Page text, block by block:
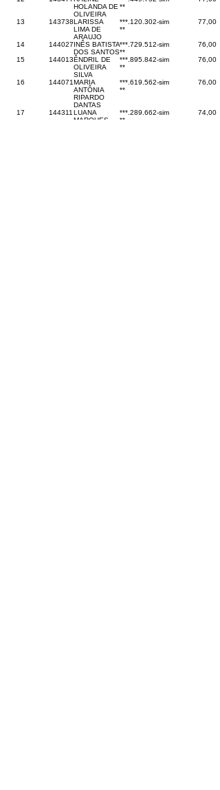
HOLANDA DE
OLIVEIRA
**
13 143738LARISSA
LIMA DE
ARAUJO
***.120.302-
**
sim 77,00
14 144027INÊS BATISTA
DOS SANTOS
***.729.512-
**
sim
76,00
15
144013ÊNDRIL DE
OLIVEIRA
SILVA
***.895.842-
**
sim 76,00
16 144071MARIA
ANTÔNIA
RIPARDO
DANTAS
***.619.562-
**
sim 76,00
17 144311 LUANA
MARQUES
***.289.662-
**
sim 74,00